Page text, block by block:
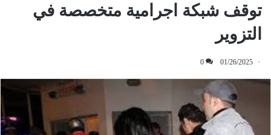
توقف شبكة اجرامية متخصصة في
التزوير
01/26/2025
0